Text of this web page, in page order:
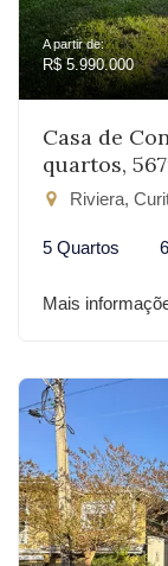
A partir de:
R$ 5.990.000
Casa de
quartos,
Riviera,
5 Quartos
Mais